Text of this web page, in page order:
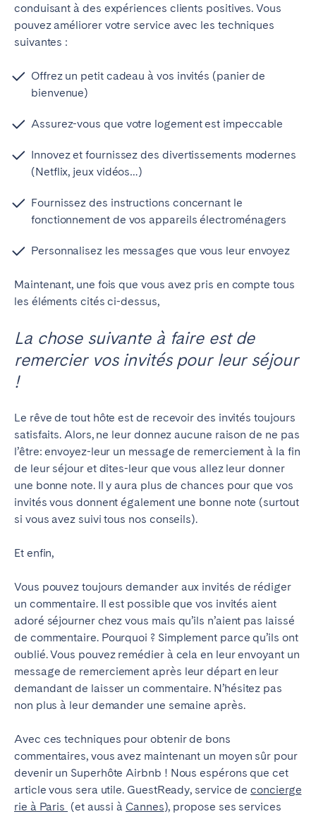
conduisant à des expériences clients positives. Vous
pouvez améliorer votre service avec les techniques
suivantes :
Offrez un petit cadeau à vos invités (panier de
bienvenue)
Assurez-vous que votre logement est impeccable
Innovez et fournissez des divertissements modernes
(Netflix, jeux vidéos…)
Fournissez des instructions concernant le
fonctionnement de vos appareils électroménagers
Personnalisez les messages que vous leur envoyez
Maintenant, une fois que vous avez pris en compte tous
les éléments cités ci-dessus,
La chose suivante à faire est de
remercier vos invités pour leur séjour
!
Le rêve de tout hôte est de recevoir des invités toujours
satisfaits. Alors, ne leur donnez aucune raison de ne pas
l’être: envoyez-leur un message de remerciement à la fin
de leur séjour et dites-leur que vous allez leur donner
une bonne note. Il y aura plus de chances pour que vos
invités vous donnent également une bonne note (surtout
si vous avez suivi tous nos conseils).
Et enfin,
Vous pouvez toujours demander aux invités de rédiger
un commentaire. Il est possible que vos invités aient
adoré séjourner chez vous mais qu’ils n’aient pas laissé
de commentaire. Pourquoi ? Simplement parce qu’ils ont
oublié.Vous pouvez remédier à cela en leur envoyant un
message de remerciement après leur départ en leur
demandant de laisser un commentaire. N’hésitez pas
non plus à leur demander une semaine après.
Avec ces techniques pour obtenir de bons
commentaires, vous avez maintenant un moyen sûr pour
devenir un Superhôte Airbnb ! Nous espérons que cet
article vous sera utile. GuestReady, service deconcierge
rie à Paris (et aussi à Cannes), propose ses services